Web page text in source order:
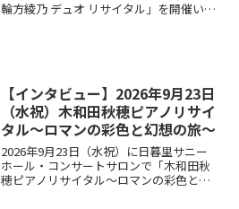
輪方綾乃 デュオ リサイタル」を開催いた
【インタビュー】2026年9月23日
（水祝）木和田秋穂ピアノリサイ
タル～ロマンの彩色と幻想の旅～
2026年9月23日（水祝）に日暮里サニー
ホール・コンサートサロンで「木和田秋
穂ピアノリサイタル～ロマンの彩色と幻